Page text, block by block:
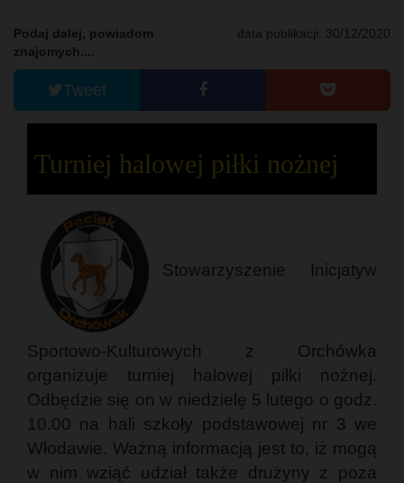
data publikacji: 30/12/2020
Podaj dalej, powiadom
znajomych....
Tweet
Turniej halowej piłki nożnej
Stowarzyszenie Inicjatyw
Sportowo-Kulturowych z Orchówka
organizuje turniej halowej piłki nożnej.
Odbędzie się on w niedzielę 5 lutego o godz.
10.00 na hali szkoły podstawowej nr 3 we
Włodawie. Ważną informacją jest to, iż mogą
w nim wziąć udział także drużyny z poza